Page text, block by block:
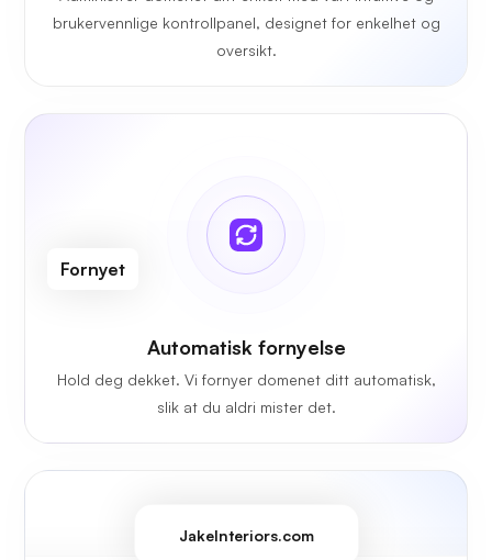
brukervennlige kontrollpanel, designet for enkelhet og
oversikt.
Fornyet
Automatisk fornyelse
Hold deg dekket. Vi fornyer domenet ditt automatisk,
slik at du aldri mister det.
JakeInteriors.com